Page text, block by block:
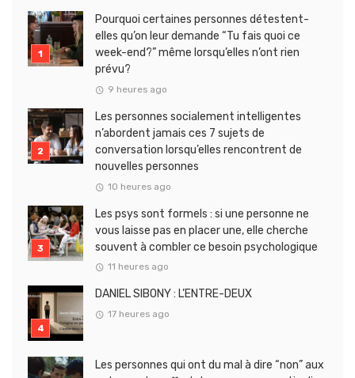
Pourquoi certaines personnes détestent-
elles qu’on leur demande “Tu fais quoi ce
week-end?” même lorsqu’elles n’ont rien
prévu?
9 heures ago
Les personnes socialement intelligentes
n’abordent jamais ces 7 sujets de
conversation lorsqu’elles rencontrent de
nouvelles personnes
10 heures ago
Les psys sont formels : si une personne ne
vous laisse pas en placer une, elle cherche
souvent à combler ce besoin psychologique
11 heures ago
DANIEL SIBONY : L’ENTRE-DEUX
17 heures ago
Les personnes qui ont du mal à dire “non” aux